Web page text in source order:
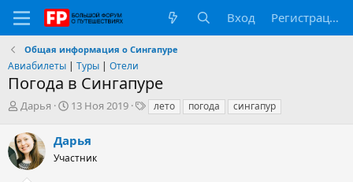
Вход Регистрация
Общая информация о Сингапуре
Авиабилеты | Туры | Отели
Погода в Сингапуре
А
т
о
р
Дарья
Д
а
н
13 Ноя 2019
Тлето погода сингапур
Дарья
Участник